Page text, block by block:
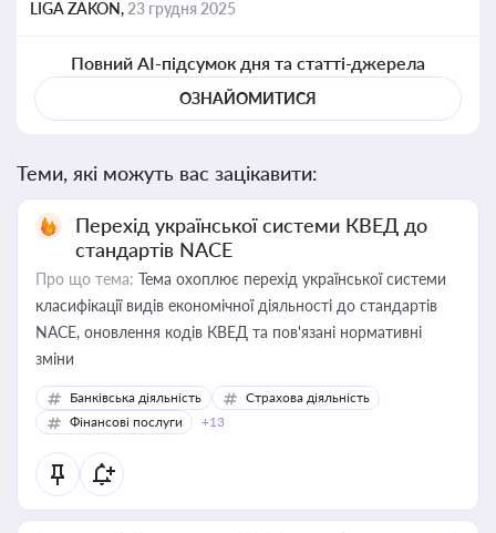
LIGA ZAKON, 23 грудня 2025
Повний AI-підсумок дня та статті-джерела
ОЗНАЙОМИТИСЯ
Теми, які можуть вас зацікавити:
Перехід української системи КВЕД до
стандартів NACE
Про що тема: Тема охоплює перехід української системи
класифікації видів економічної діяльності до стандартів
NACE, оновлення кодів КВЕД та пов'язані нормативні
зміни
Банківська діяльність
Страхова діяльність
Фінансові послуги
+13